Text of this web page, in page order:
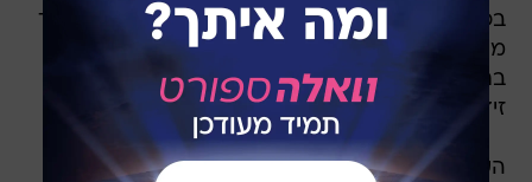
בכל הנוגע למחליפו העתידי, אך היום(חמישי) מועמד
מעניין, גם אם לא ריאלי במיוחד כפי הנראה, מוזכר
בתקשורת הצרפתית: לא אחר משחקן העבר זינדין
זידאן.
העיתון הצרפתי "לא'קיפ" מפרסם כי נשיא